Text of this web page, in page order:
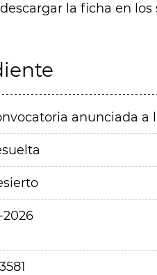
la ficha en
anunciada a
2026